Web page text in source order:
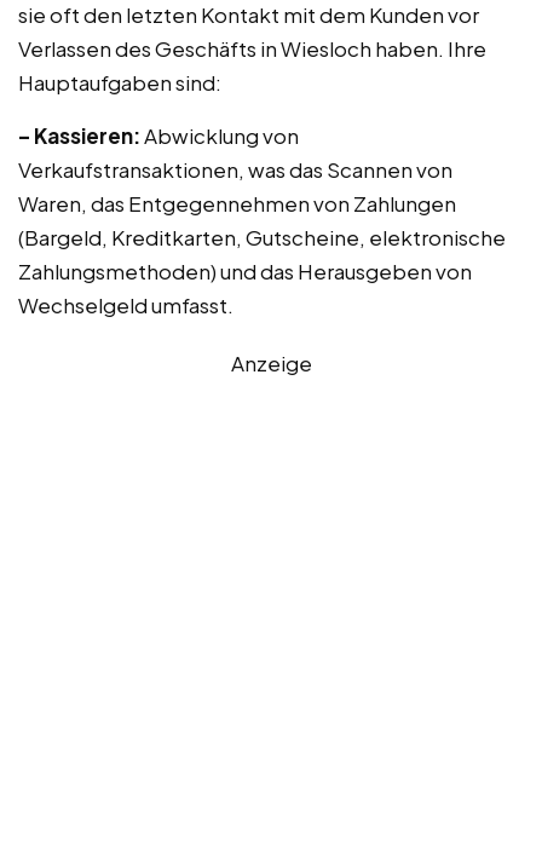
sie oft den letzten Kontakt mit dem Kunden vor
Verlassen des Geschäfts in Wiesloch haben. Ihre
Hauptaufgaben sind:
– Kassieren:Abwicklung von
Verkaufstransaktionen, was das Scannen von
Waren, das Entgegennehmen von Zahlungen
(Bargeld, Kreditkarten, Gutscheine, elektronische
Zahlungsmethoden) und das Herausgeben von
Wechselgeld umfasst.
Anzeige